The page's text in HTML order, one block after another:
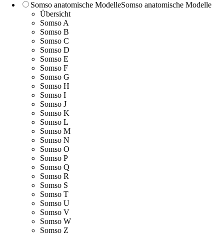
Somso anatomische ModelleSomso anatomische Modelle
Übersicht
Somso A
Somso B
Somso C
Somso D
Somso E
Somso F
Somso G
Somso H
Somso I
Somso J
Somso K
Somso L
Somso M
Somso N
Somso O
Somso P
Somso Q
Somso R
Somso S
Somso T
Somso U
Somso V
Somso W
Somso Z